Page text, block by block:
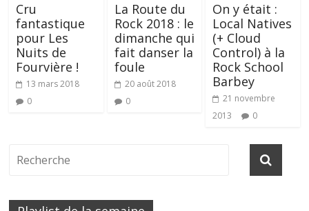
Cru
fantastique
pour Les
Nuits de
Fourvière !
13 mars 2018
0
La Route du
Rock 2018 : le
dimanche qui
fait danser la
foule
20 août 2018
0
On y était :
Local Natives
(+ Cloud
Control) à la
Rock School
Barbey
21 novembre
2013
0